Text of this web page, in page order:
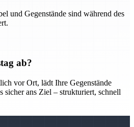
und Gegenstände sind während des
ab?
vor Ort, lädt Ihre Gegenstände
sicher ans Ziel – strukturiert, schnell